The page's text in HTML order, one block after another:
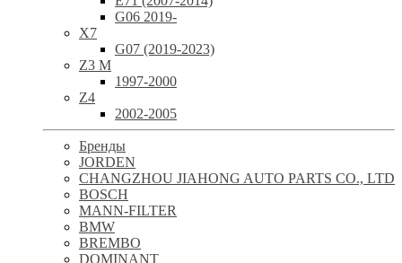
G06 2019-
X7
G07 (2019-2023)
Z3 M
1997-2000
Z4
2002-2005
Бренды
JORDEN
CHANGZHOU JIAHONG AUTO PARTS CO., LTD
BOSCH
MANN-FILTER
BMW
BREMBO
DOMINANT